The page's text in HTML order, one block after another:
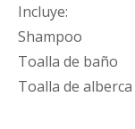
Incluye:
Shampoo
Toalla de baño
Toalla de alberca